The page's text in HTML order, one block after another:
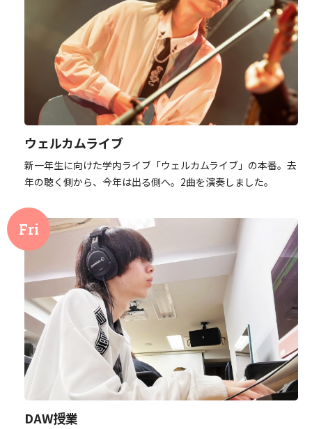
ウェルカムライブ
新一年生に向けた学内ライブ「ウェルカムライブ」の本番。去
年の聴く側から、今年は出る側へ。2曲を演奏しました。
DAW授業